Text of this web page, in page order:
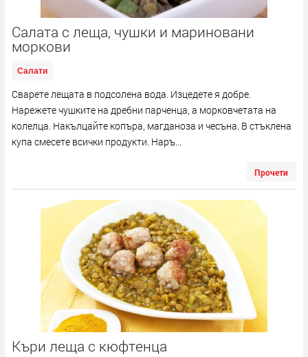
Салата с леща, чушки и мариновани
моркови
Салати
Сварете лещата в подсолена вода. Изцедете я добре.
Нарежете чушките на дребни парченца, а морковчетата на
колелца. Накълцайте копъра, магданоза и чесъна. В стъклена
купа смесете всички продукти. Наръ...
Прочети
Къри леща с кюфтенца